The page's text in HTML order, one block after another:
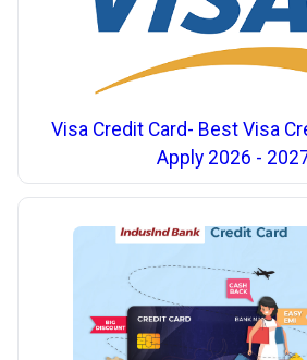
Visa Credit Card- Best Visa
Apply 2026 -